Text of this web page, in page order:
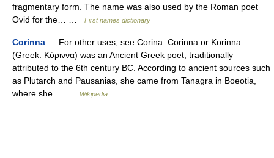
fragmentary form. The name was also used by the Roman poet
Ovid for the… …
First names dictionary
Corinna — For other uses, see Corina. Corinna or Korinna
(Greek: Κόριννα) was an Ancient Greek poet, traditionally
attributed to the 6th century BC. According to ancient sources such
as Plutarch and Pausanias, she came from Tanagra in Boeotia,
where she… …
Wikipedia